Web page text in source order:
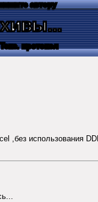
автору
протокол
использования